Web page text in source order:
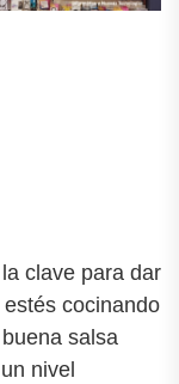
clave para dar
cocinando
salsa
nivel